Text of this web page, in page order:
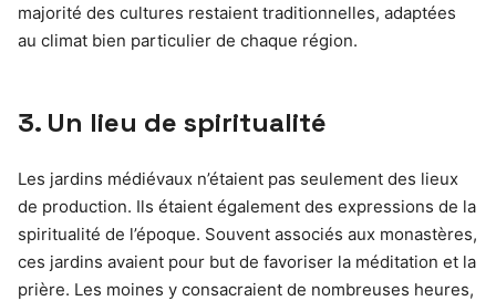
majorité des cultures restaient traditionnelles, adaptées
au climat bien particulier de chaque région.
3. Un lieu de spiritualité
Les jardins médiévaux n’étaient pas seulement des lieux
de production. Ils étaient également des expressions de la
spiritualité de l’époque. Souvent associés aux monastères,
ces jardins avaient pour but de favoriser la méditation et la
prière. Les moines y consacraient de nombreuses heures,